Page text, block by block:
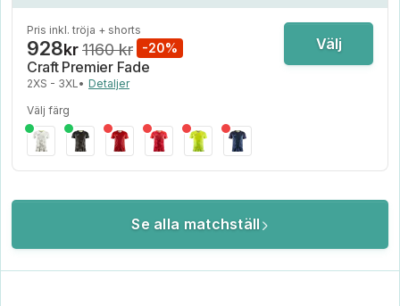
Pris inkl. tröja + shorts
928kr1160 kr -20%
Craft Premier Fade
2XS - 3XL• Detaljer
Välj
Välj färg
Se alla matchställ